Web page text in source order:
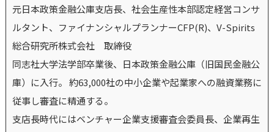
元日本政策金融公庫支店長、社会生産性本部認定経営コンサ
ルタント、ファイナンシャルプランナーCFP(R)、V-Spirits
総合研究所株式会社 取締役
同志社大学法学部卒業後、日本政策金融公庫（旧国民金融公
庫）に入行。 約63,000社の中小企業や起業家への融資業務に
従事し審査に精通する。
支店長時代にはベンチャー企業支援審査会委員長、企業再生